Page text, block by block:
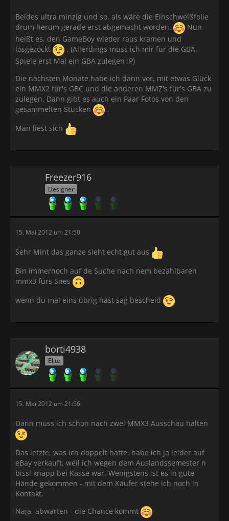
Beides ultra minzig und so, als wäre die Einschweißfolie
drum herum gerade erst abgemacht worden.
Nun
heißt es, den GameBoy wieder raus kramen und
losgezockt
. (Allerdings muss ich mir für die GBA-
Spiele erst Mal ein GBA zulegen :P)
Die nächsten Monate habe ich dann vor, mit etwas Glück
ein MMX2 für's GBC und die anderen MMZ's für's GBA zu
zulegen. Dann gibt es auch ein Paar Fotos von den
gesammelten Stücken
.
Man liest sich
Freezer916
Designer
15. Mai 2012 um 21:50
Sehr Mint das ganze sieht echt gut aus
Bin immernoch auf de Suche nach nem bezahlbaren
mmx3 fürs Snes
wenn du mal eins übrig hast sag bescheid
borti4938
Elite
15. Mai 2012 um 21:56
Dann muss ich schon nach zwei MMX3 Ausschau halten
Das letzte, was ich doppelt hatte, habe ich ja leider auf
eBay verkauft, weil ich wegen dem Auslandssemester n
bissl knapp bei Kasse war. Wenigstens ist es in gute
Hände gekommen - mit dem Käufer stehe ich noch in
Kontakt.
Naja, abwarten - die Chance kommt